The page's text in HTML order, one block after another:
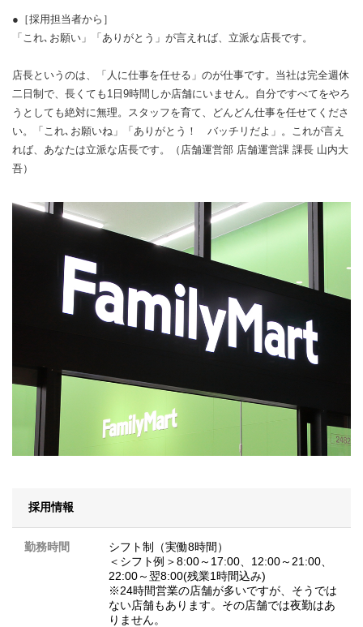
●［採用担当者から］
「これ､お願い」「ありがとう」が言えれば、立派な店長です。
店長というのは、「人に仕事を任せる」のが仕事です。当社は完全週休
二日制で、長くても1日9時間しか店舗にいません。自分ですべてをやろ
うとしても絶対に無理。スタッフを育て、どんどん仕事を任せてくださ
い。「これ､お願いね」「ありがとう！ バッチリだよ」。これが言え
れば、あなたは立派な店長です。（店舗運営部 店舗運営課 課長 山内大
吾）
採用情報
勤務時間
シフト制（実働8時間）
＜シフト例＞8:00～17:00、12:00～21:00、
22:00～翌8:00(残業1時間込み)
※24時間営業の店舗が多いですが、そうでは
ない店舗もあります。その店舗では夜勤はあ
りません。